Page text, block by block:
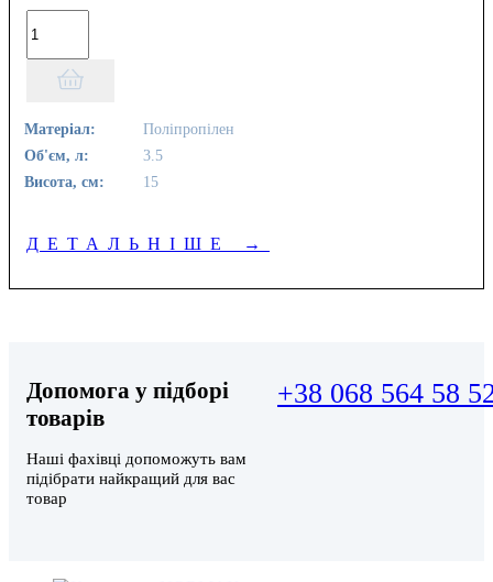
Матеріал:
Поліпропілен
Об'єм, л:
3.5
Висота, см:
15
ДЕТАЛЬНІШЕ →
Допомога у підборі
товарів
Наші фахівці допоможуть вам
підібрати найкращий для вас
товар
+38 068 564 58